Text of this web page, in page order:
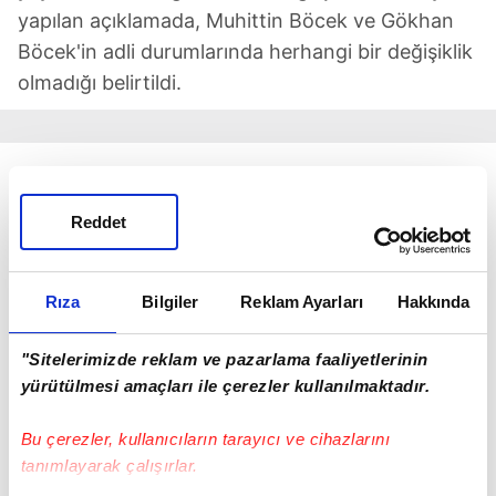
Rıza Bilgiler Reklam Ayarları Hakkında
"Sitelerimizde reklam ve pazarlama faaliyetlerinin
yürütülmesi amaçları ile çerezler kullanılmaktadır.
Bu çerezler, kullanıcıların tarayıcı ve cihazlarını
tanımlayarak çalışırlar.
Reddet
yapılan açıklamada, Muhittin Böcek ve Gökhan
Böcek'in adli durumlarında herhangi bir değişiklik
olmadığı belirtildi.
vatandaşların bu tarz spekülatif haberlere itibar
etmemesi istendi.
Resmi açıklamada, gerçeğe aykırı ve asılsız
yayın organları hakkında yasal işlem başlatılacağı
hususu kamuoyuna saygıyla duyuruldu.